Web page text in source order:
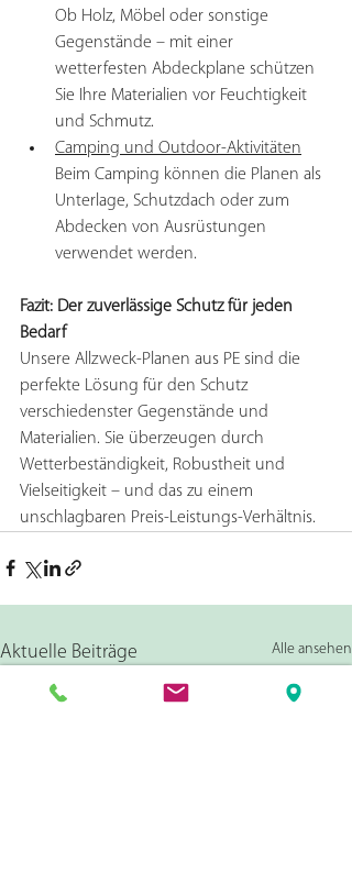
Ob Holz, Möbel oder sonstige
Gegenstände – mit einer
wetterfesten Abdeckplane schützen
Sie Ihre Materialien vor Feuchtigkeit
und Schmutz.
Camping und Outdoor-Aktivitäten
Beim Camping können die Planen als
Unterlage, Schutzdach oder zum
Abdecken von Ausrüstungen
verwendet werden.
Fazit: Der zuverlässige Schutz für jeden
Bedarf
Unsere Allzweck-Planen aus PE sind die
perfekte Lösung für den Schutz
verschiedenster Gegenstände und
Materialien. Sie überzeugen durch
Wetterbeständigkeit, Robustheit und
Vielseitigkeit – und das zu einem
unschlagbaren Preis-Leistungs-Verhältnis.
Aktuelle Beiträge Alle ansehen